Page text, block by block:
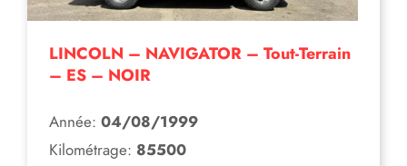
LINCOLN – NAVIGATOR – Tout-Terrain
– ES – NOIR
Année: 04/08/1999
Kilométrage: 85500